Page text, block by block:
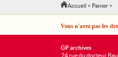
Accueil > Panier >
Vous n'avez pas les
GP archives
24 rue du docteur